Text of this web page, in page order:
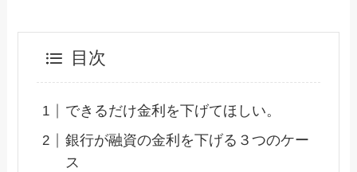
目次
できるだけ金利を下げてほしい。
銀行が融資の金利を下げる３つのケー
ス